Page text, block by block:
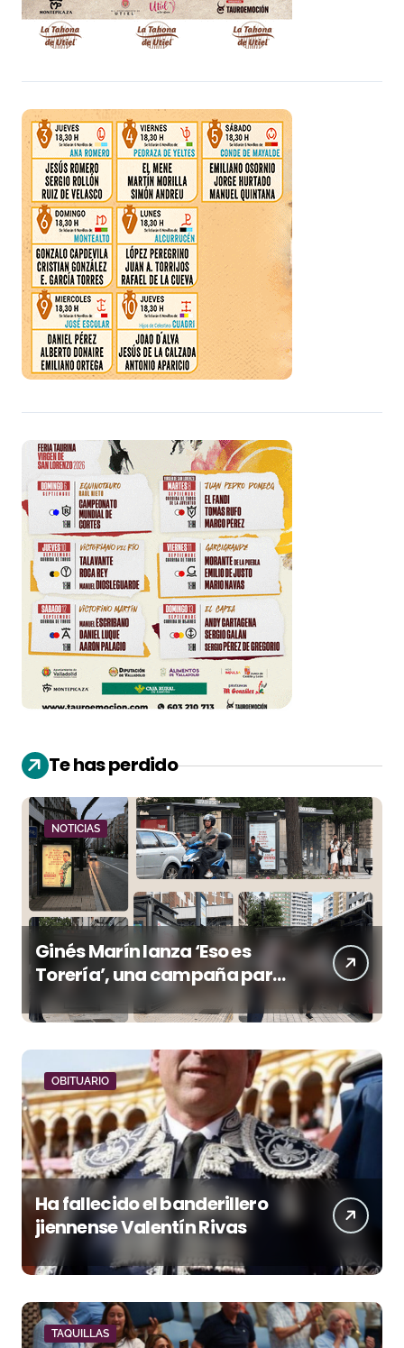
Te has perdido
NOTICIAS
Ginés Marín lanza ‘Eso es
Torería’, una campaña para
reivindicar los valores del
toreo más allá del ruedo
OBITUARIO
Ha fallecido el banderillero
jiennense Valentín Rivas
TAQUILLAS